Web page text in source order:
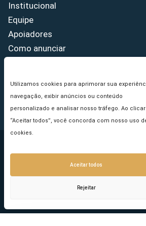
Utilizamos cookies para aprimorar sua
navegação, exibir anúncios ou conteúdo
personalizado e analisar nosso tráfego. Ao
“Aceitar todos”, você concorda com nosso uso
cookies.
Aceitar todos
Rejeitar
Institucional
Equipe
Apoiadores
Como anunciar
Princípios Editoriais
Copyright © 2026 - Portal da